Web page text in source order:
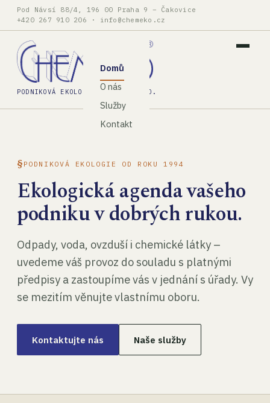
Pod Návsí 88/4, 196 00 Praha 9 – Čakovice
+420 267 910 206 · info@chemeko.cz
PODNIKOVÁ EKOLOGIE, SPOL. S R.O.
Domů
O nás
Služby
Kontakt
PODNIKOVÁ EKOLOGIE OD ROKU 1994
Ekologická agenda vašeho
podniku v dobrých rukou.
Odpady, voda, ovzduší i chemické látky –
uvedeme váš provoz do souladu s platnými
předpisy a zastoupíme vás v jednání s úřady. Vy
se mezitím věnujte vlastnímu oboru.
Kontaktujte nás Naše služby